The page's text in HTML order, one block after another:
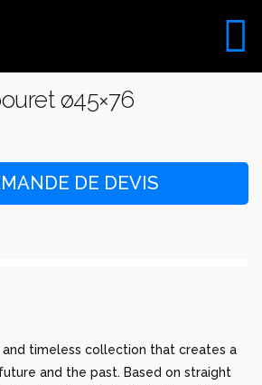
ø45×76
DE DEVIS
and timeless collection that creates a
and the past. Based on straight